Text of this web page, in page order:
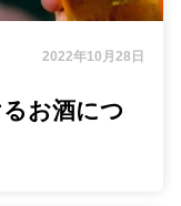
2022年10月28日
るお酒につ